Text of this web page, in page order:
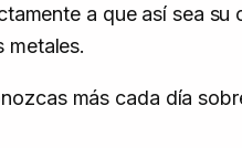
a que así sea
metales.
más cada día